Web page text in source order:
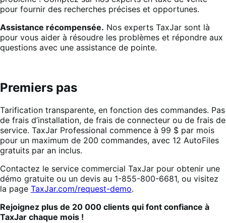
pour fournir des recherches précises et opportunes.
Assistance récompensée. Nos experts TaxJar sont là
pour vous aider à résoudre les problèmes et répondre aux
questions avec une assistance de pointe.
Premiers pas
Tarification transparente, en fonction des commandes. Pas
de frais d’installation, de frais de connecteur ou de frais de
service. TaxJar Professional commence à 99 $ par mois
pour un maximum de 200 commandes, avec 12 AutoFiles
gratuits par an inclus.
Contactez le service commercial TaxJar pour obtenir une
démo gratuite ou un devis au 1-855-800-6681, ou visitez
la page TaxJar.com/request-demo.
Rejoignez plus de 20 000 clients qui font confiance à
TaxJar chaque mois !